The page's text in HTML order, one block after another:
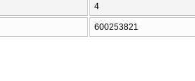
4
600253821